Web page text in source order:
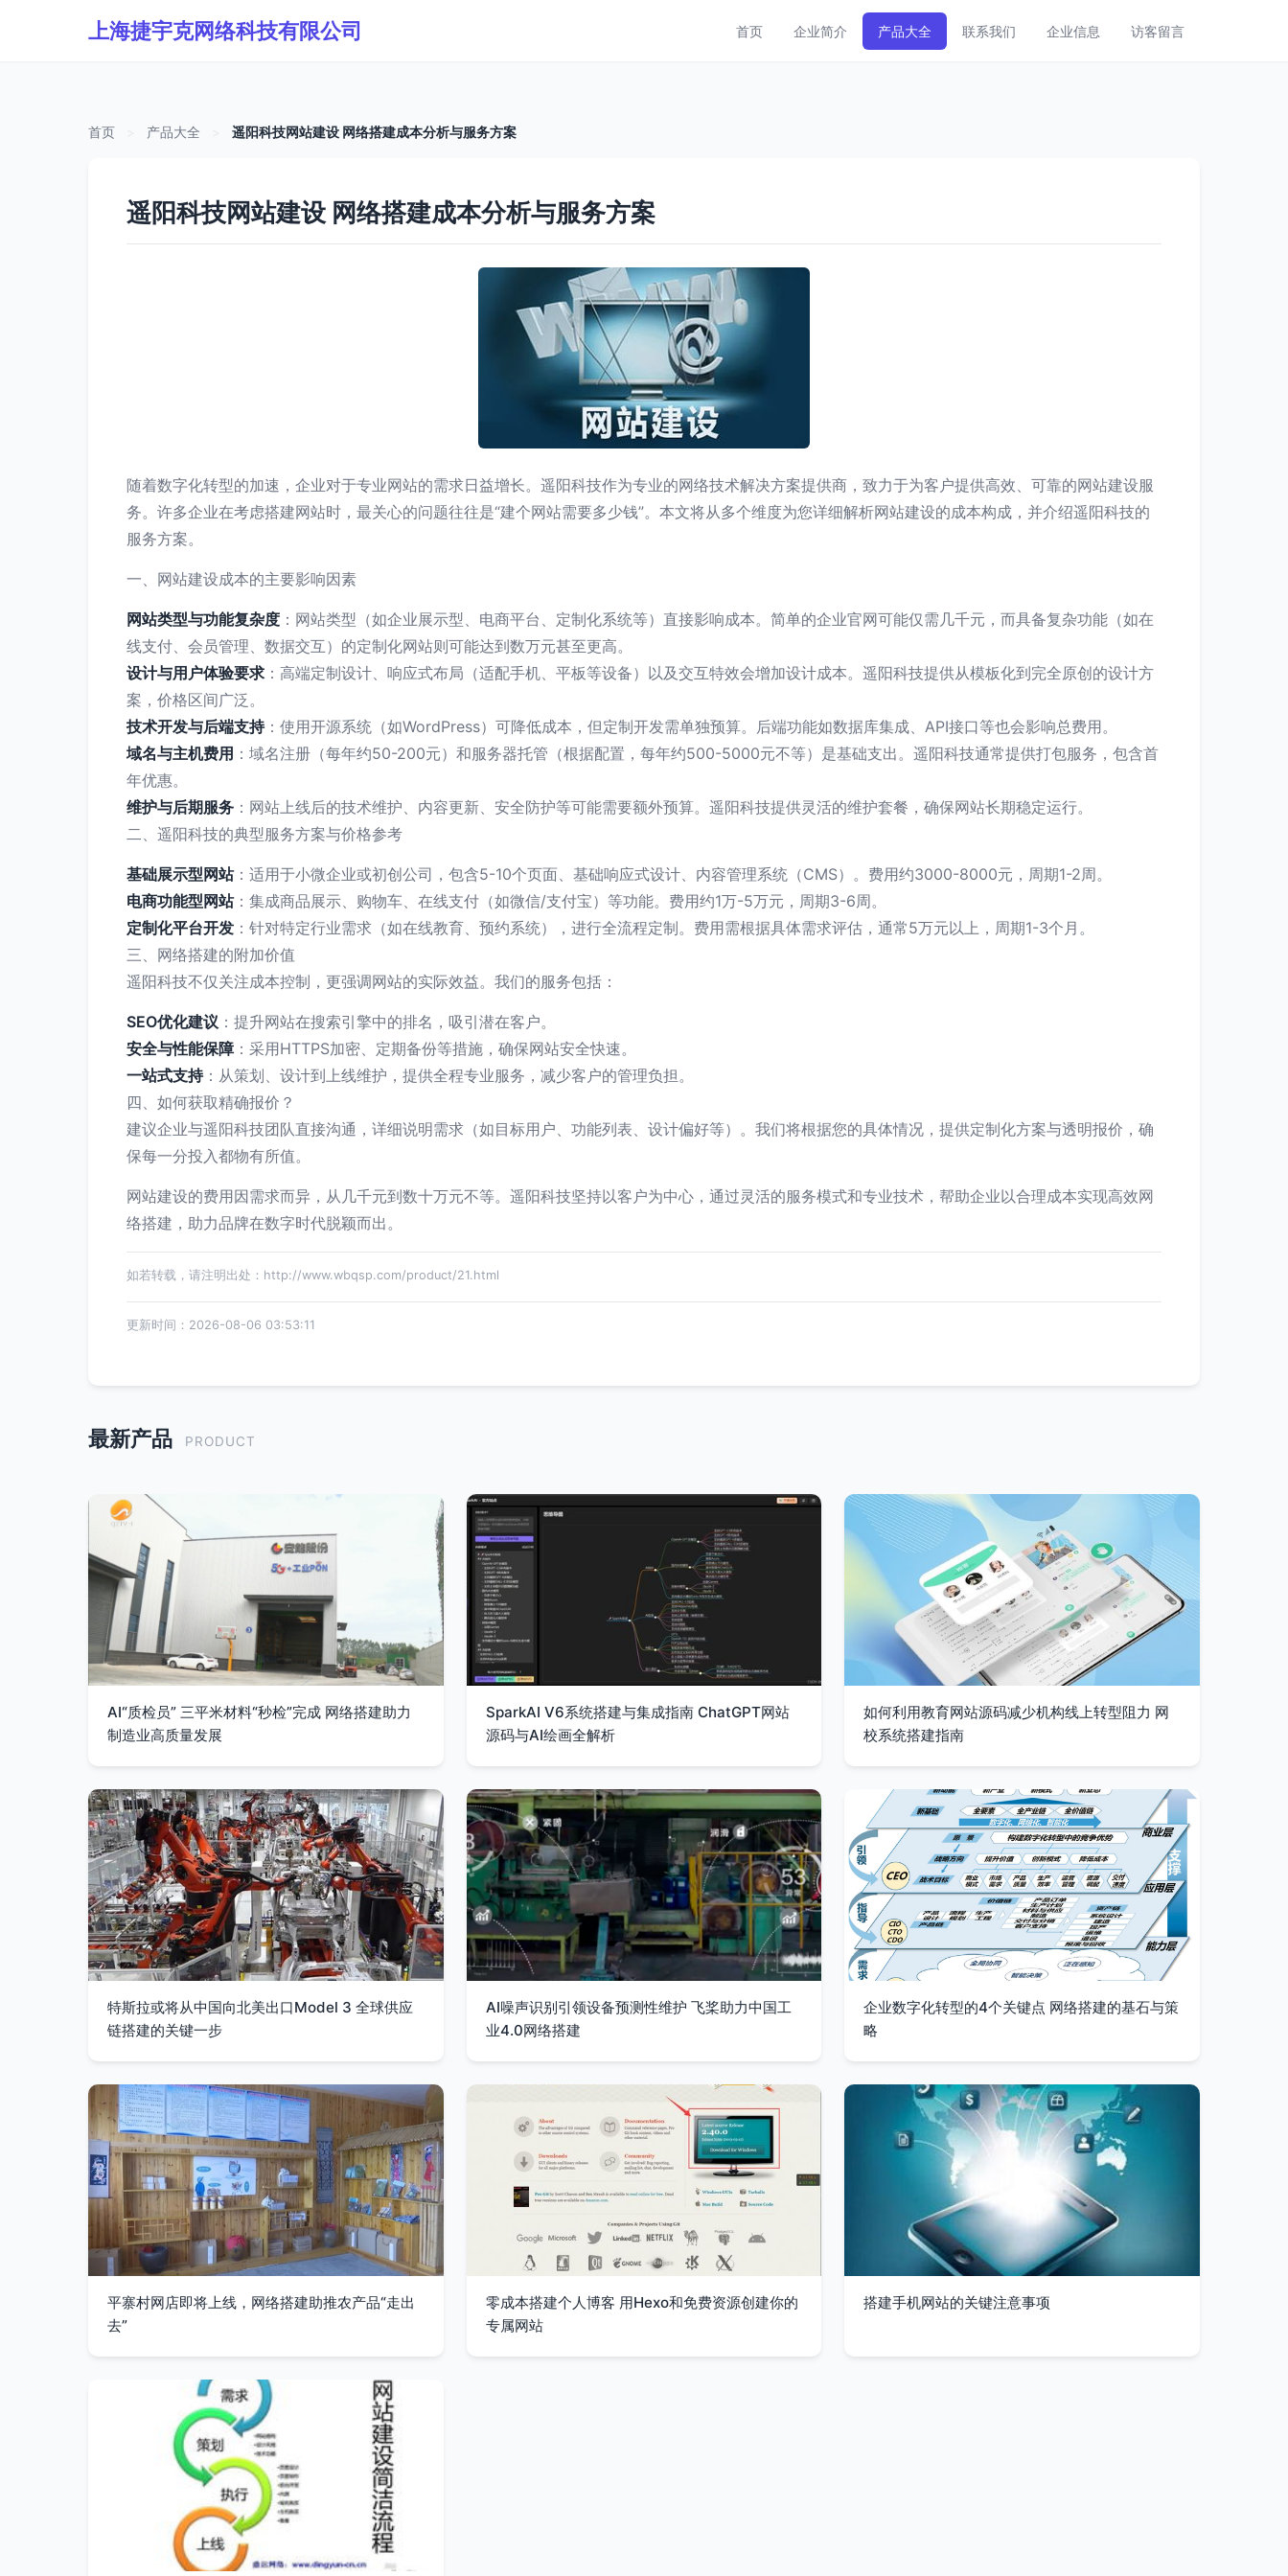
上海捷宇克网络科技有限公司 首页 企业简介 产品大全 联系我们 企业信息 访客留言
首页 产品大全 遥阳科技网站建设 网络搭建成本分析与服务方案
遥阳科技网站建设 网络搭建成本分析与服务方案
随着数字化转型的加速，企业对于专业网站的需求日益增长。遥阳科技作为专业的网络技术解决方案提供商，致力于为客户提供高效、可靠的网站建设服
务。许多企业在考虑搭建网站时，最关心的问题往往是“建个网站需要多少钱”。本文将从多个维度为您详细解析网站建设的成本构成，并介绍遥阳科技的
服务方案。
一、网站建设成本的主要影响因素
网站类型与功能复杂度 ：网站类型（如企业展示型、电商平台、定制化系统等）直接影响成本。简单的企业官网可能仅需几千元，而具备复杂功能（如在
线支付、会员管理、数据交互）的定制化网站则可能达到数万元甚至更高。
设计与用户体验要求 ：高端定制设计、响应式布局（适配手机、平板等设备）以及交互特效会增加设计成本。遥阳科技提供从模板化到完全原创的设计方
案，价格区间广泛。
技术开发与后端支持：使用开源系统（如WordPress）可降低成本，但定制开发需单独预算。后端功能如数据库集成、API接口等也会影响总费用。
域名与主机费用 ：域名注册（每年约50-200元）和服务器托管（根据配置，每年约500-5000元不等）是基础支出。遥阳科技通常提供打包服务，包含首
年优惠。
维护与后期服务 ：网站上线后的技术维护、内容更新、安全防护等可能需要额外预算。遥阳科技提供灵活的维护套餐，确保网站长期稳定运行。
二、遥阳科技的典型服务方案与价格参考
基础展示型网站：适用于小微企业或初创公司，包含5-10个页面、基础响应式设计、内容管理系统（CMS）。费用约3000-8000元，周期1-2周。
电商功能型网站：集成商品展示、购物车、在线支付（如微信/支付宝）等功能。费用约1万-5万元，周期3-6周。
定制化平台开发 ：针对特定行业需求（如在线教育、预约系统），进行全流程定制。费用需根据具体需求评估，通常5万元以上，周期1-3个月。
三、网络搭建的附加价值
遥阳科技不仅关注成本控制，更强调网站的实际效益。我们的服务包括：
SEO优化建议 ：提升网站在搜索引擎中的排名，吸引潜在客户。
安全与性能保障：采用HTTPS加密、定期备份等措施，确保网站安全快速。
一站式支持：从策划、设计到上线维护，提供全程专业服务，减少客户的管理负担。
四、如何获取精确报价？
建议企业与遥阳科技团队直接沟通，详细说明需求（如目标用户、功能列表、设计偏好等）。我们将根据您的具体情况，提供定制化方案与透明报价，确
保每一分投入都物有所值。
网站建设的费用因需求而异，从几千元到数十万元不等。遥阳科技坚持以客户为中心，通过灵活的服务模式和专业技术，帮助企业以合理成本实现高效网
络搭建，助力品牌在数字时代脱颖而出。
如若转载，请注明出处：http://www.wbqsp.com/product/21.html
更新时间：2026-08-06 03:53:11
最新产品 PRODUCT
AI“质检员” 三平米材料“秒检”完成 网络搭建助力
制造业高质量发展
SparkAI V6系统搭建与集成指南 ChatGPT网站
源码与AI绘画全解析
如何利用教育网站源码减少机构线上转型阻力 网
校系统搭建指南
特斯拉或将从中国向北美出口Model 3 全球供应
链搭建的关键一步
AI噪声识别引领设备预测性维护 飞桨助力中国工
业4.0网络搭建
企业数字化转型的4个关键点 网络搭建的基石与策
略
平寨村网店即将上线，网络搭建助推农产品“走出
去”
零成本搭建个人博客 用Hexo和免费资源创建你的
专属网站
搭建手机网站的关键注意事项